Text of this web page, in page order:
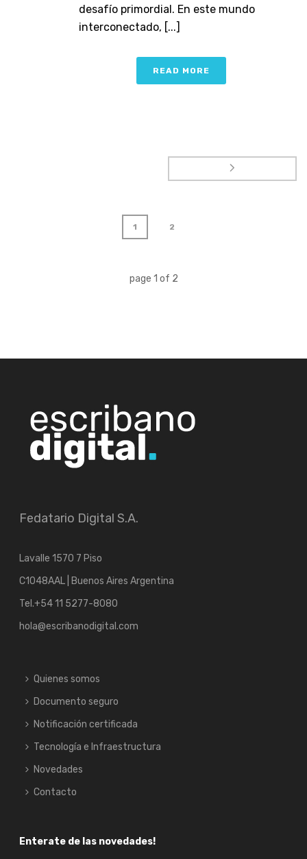
desafío primordial. En este mundo
interconectado, [...]
READ MORE
1 2
page 1 of 2
Fedatario Digital S.A.
Lavalle 1570 7 Piso
C1048AAL | Buenos Aires Argentina
Tel.+54 11 5277-8080
hola@escribanodigital.com
Quienes somos
Documento seguro
Notificación certificada
Tecnología e Infraestructura
Novedades
Contacto
Enterate de las novedades!